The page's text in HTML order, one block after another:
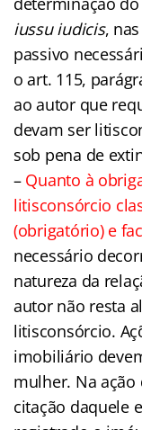
iussu iudicis,
passivo
o art. 115,
ao autor que
devam ser
sob pena de
– Quanto à
litisconsórcio
(obrigatório) e
necessário
natureza da
autor não resta
litisconsórcio.
imobiliário
mulher. Na ação
citação daquele